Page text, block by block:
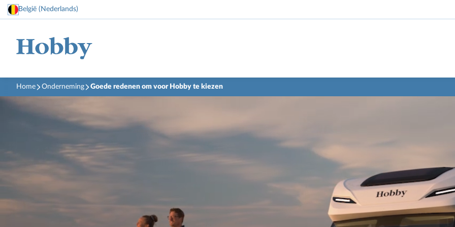
België (Nederlands)
Home Onderneming Goede redenen om voor Hobby te kiezen